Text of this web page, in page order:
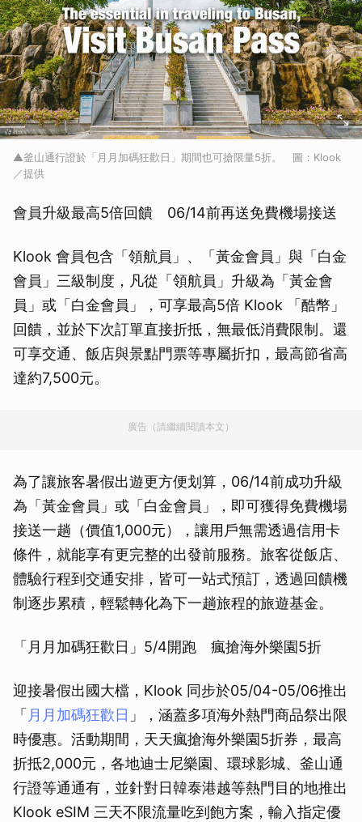
▲釜山通行證於「月月加碼狂歡日」期間也可搶限量5折。 圖：Klook
／提供
會員升級最高5倍回饋 06/14前再送免費機場接送
Klook 會員包含「領航員」、「黃金會員」與「白金
會員」三級制度，凡從「領航員」升級為「黃金會
員」或「白金會員」，可享最高5倍 Klook 「酷幣」
回饋，並於下次訂單直接折抵，無最低消費限制。還
可享交通、飯店與景點門票等專屬折扣，最高節省高
達約7,500元。
廣告（請繼續閱讀本文）
為了讓旅客暑假出遊更方便划算，06/14前成功升級
為「黃金會員」或「白金會員」，即可獲得免費機場
接送一趟（價值1,000元），讓用戶無需透過信用卡
條件，就能享有更完整的出發前服務。旅客從飯店、
體驗行程到交通安排，皆可一站式預訂，透過回饋機
制逐步累積，輕鬆轉化為下一趟旅程的旅遊基金。
「月月加碼狂歡日」5/4開跑 瘋搶海外樂園5折
迎接暑假出國大檔，Klook 同步於05/04-05/06推出
「 月月加碼狂歡日 」，涵蓋多項海外熱門商品祭出限
時優惠。活動期間，天天瘋搶海外樂園5折券，最高
折抵2,000元，各地迪士尼樂園、環球影城、釜山通
行證等通通有，並針對日韓泰港越等熱門目的地推出
Klook eSIM 三天不限流量吃到飽方案，輸入指定優